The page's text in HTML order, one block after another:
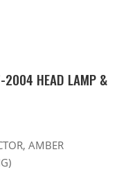
HEAD LAMP &
AMBER